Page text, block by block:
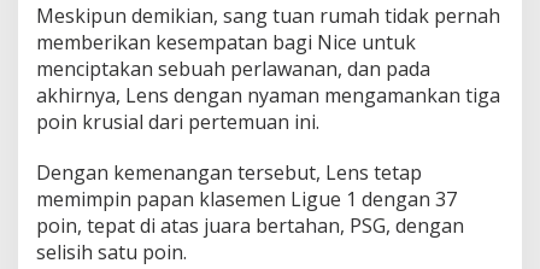
Meskipun demikian, sang tuan rumah tidak pernah
memberikan kesempatan bagi Nice untuk
menciptakan sebuah perlawanan, dan pada
akhirnya, Lens dengan nyaman mengamankan tiga
poin krusial dari pertemuan ini.
Dengan kemenangan tersebut, Lens tetap
memimpin papan klasemen Ligue 1 dengan 37
poin, tepat di atas juara bertahan, PSG, dengan
selisih satu poin.